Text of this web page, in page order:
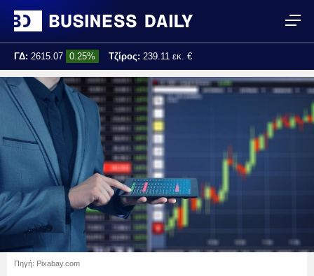
ΓΔ: 2615.07 0.25% Τζίρος: 239.11 εκ. €
Τελ. ενημέρωση: 17:25:01
Πηγή: Pixabay.com